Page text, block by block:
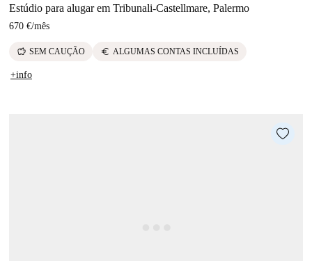
Estúdio para alugar em Tribunali-Castellmare, Palermo
670 €/mês
savings SEM CAUÇÃO euro ALGUMAS CONTAS INCLUÍDAS
+info